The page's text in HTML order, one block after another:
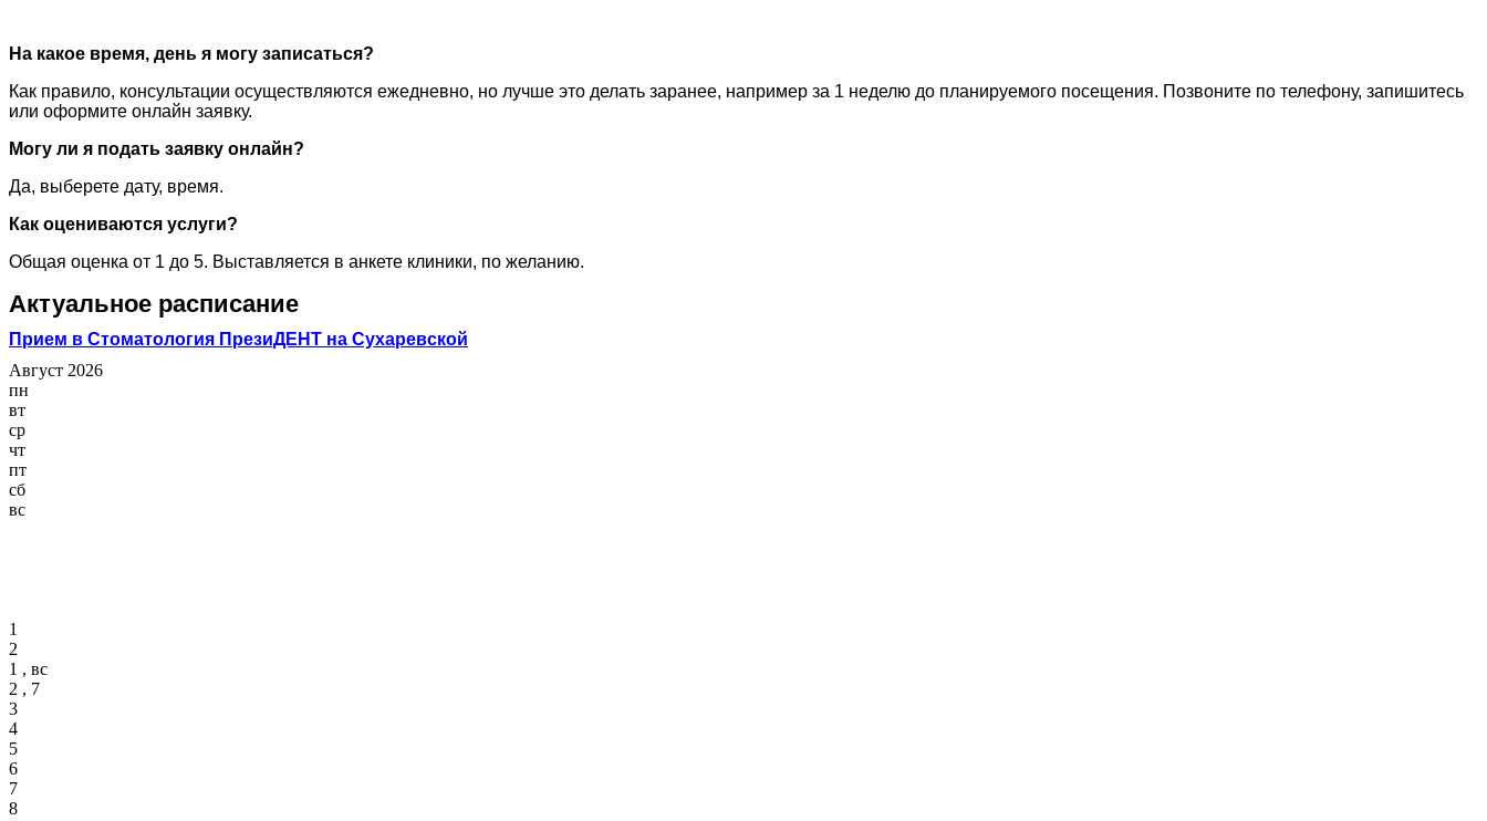
На какое время, день я могу записаться?
Как правило, консультации осуществляются ежедневно, но лучше это делать заранее, например за 1 неделю до планируемого посещения. Позвоните по телефону, запишитесь
или оформите онлайн заявку.
Могу ли я подать заявку онлайн?
Да, выберете дату, время.
Как оцениваются услуги?
Общая оценка от 1 до 5. Выставляется в анкете клиники, по желанию.
Актуальное расписание
Прием в Стоматология ПрезиДЕНТ на Сухаревской
Август 2026
пн
вт
ср
чт
пт
сб
вс
1
2
1 , вс
2 , 7
3
4
5
6
7
8